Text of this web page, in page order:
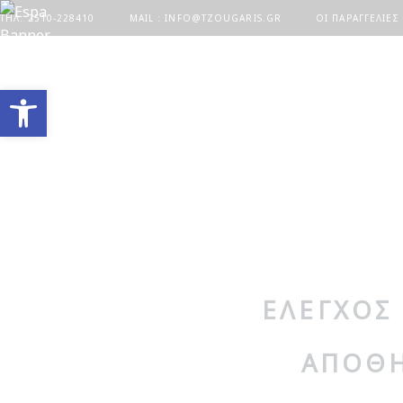
ΤΗΛ. 2510-228410 MAIL : INFO@TZOUGARIS.GR ΟΙ
Ανοίξτε τη γραμμή εργαλείων